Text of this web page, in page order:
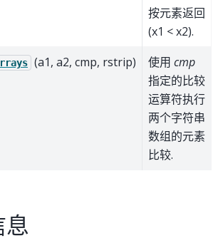
按元素返回
(x1 < x2).
(a1, a2, cmp, rstrip) 使用 cmp
指定的比较
运算符执行
两个字符串
数组的元素
比较.
息